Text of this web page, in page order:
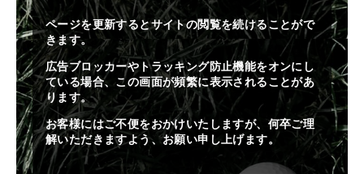
ページを更新するとサイトの閲覧を続けることがで
きます。
広告ブロッカーやトラッキング防止機能をオンにし
ている場合、この画面が頻繁に表示されることがあ
ります。
お客様にはご不便をおかけいたしますが、何卒ご理
解いただきますよう、お願い申し上げます。